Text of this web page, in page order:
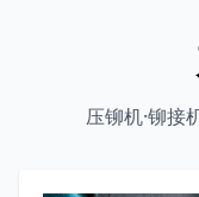
压铆机·铆接